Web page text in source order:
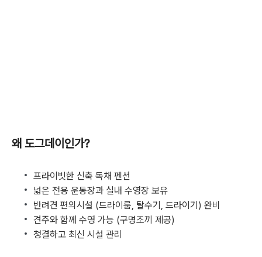
왜 도그데이인가?
프라이빗한 신축 독채 펜션
넓은 전용 운동장과 실내 수영장 보유
반려견 편의시설 (드라이룸, 탈수기, 드라이기) 완비
견주와 함께 수영 가능 (구명조끼 제공)
청결하고 최신 시설 관리